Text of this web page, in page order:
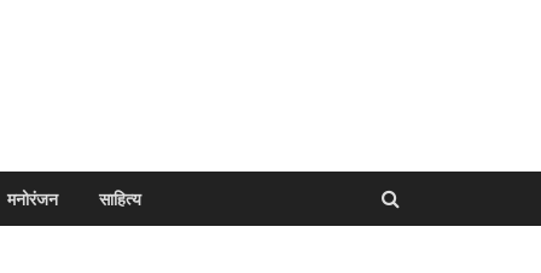
मनोरंजन साहित्य